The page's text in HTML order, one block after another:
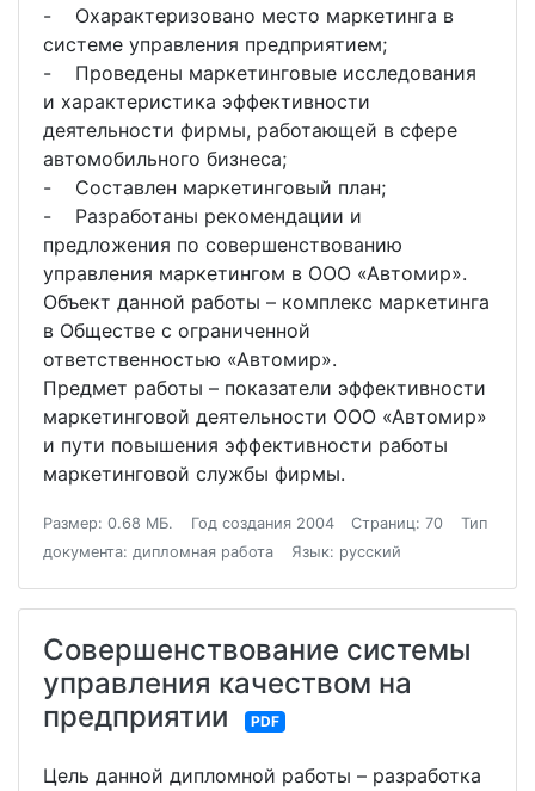
- Охарактеризовано место маркетинга в
системе управления предприятием;
- Проведены маркетинговые исследования
и характеристика эффективности
деятельности фирмы, работающей в сфере
автомобильного бизнеса;
- Составлен маркетинговый план;
- Разработаны рекомендации и
предложения по совершенствованию
управления маркетингом в ООО «Автомир».
Объект данной работы – комплекс маркетинга
в Обществе с ограниченной
ответственностью «Автомир».
Предмет работы – показатели эффективности
маркетинговой деятельности ООО «Автомир»
и пути повышения эффективности работы
маркетинговой службы фирмы.
Размер: 0.68 МБ. Год создания 2004 Страниц: 70
Тип
документа: дипломная работа
Язык: русский
Совершенствование системы
управления качеством на
предприятии
PDF
Цель данной дипломной работы – разработка